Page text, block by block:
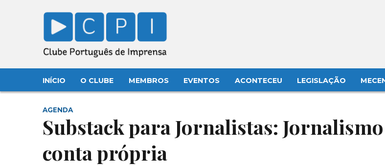
INÍCIO O CLUBE MEMBROS EVENTOS ACONTECEU LEGISLAÇÃO
AGENDA
Substack para Jornalistas:
conta própria